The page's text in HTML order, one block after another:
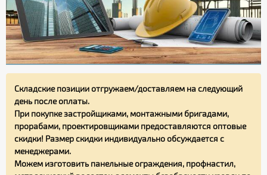
Складские позиции отгружаем/доставляем на следующий
день после оплаты.
При покупке застройщиками, монтажными бригадами,
прорабами, проектировщиками предоставляются оптовые
скидки! Размер скидки индивидуально обсуждается с
менеджерами.
Можем изготовить панельные ограждения, профнастил,